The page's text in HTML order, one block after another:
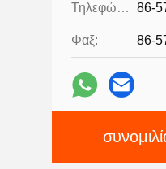
(243)
Πλαστική Μηχανή
Μηχανή(12)
Τηλεφώνημα: 86-
Φαξ: 86-